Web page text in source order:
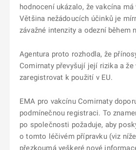
hodnocení ukázalo, že vakcína má
Většina nežádoucích účinků je
závažné intenzity a odezní během
Agentura proto rozhodla, že
Comirnaty převyšují její rizika a že
zaregistrovat k použití v EU.
EMA pro vakcínu Comirnaty
podmínečnou registraci. To
po společnosti požaduje, aby
o tomto léčivém přípravku (viz
přezkoumá veškeré nové